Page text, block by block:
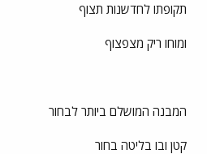
תקופתו לחדשנות תצוף
ומוחו ריק מצפצוף
המבנה המושלם ביותר לבחור
קטן ובו בליטה בחור